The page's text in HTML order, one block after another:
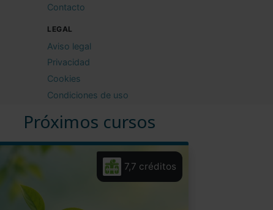
Próximos cursos
7,7 créditos
Contacto
LEGAL
Aviso legal
Privacidad
Cookies
Condiciones de uso